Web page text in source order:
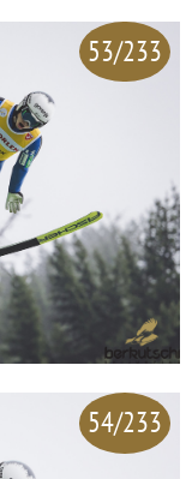
53/233
54/233